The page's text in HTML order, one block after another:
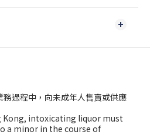
務過程中，向未成年人售賣或供應
Kong, intoxicating liquor must
a minor in the course of